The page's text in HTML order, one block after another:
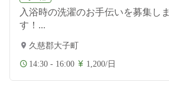
入浴時の洗濯のお手伝いを募集しま
す！...
久慈郡大子町
14:30 - 16:00 1,200/日